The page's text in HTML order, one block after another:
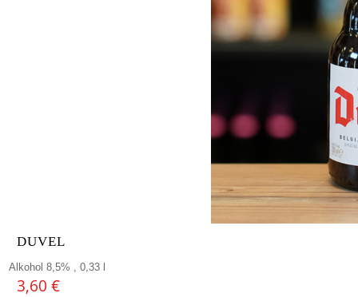
DUVEL
Alkohol 8,5% , 0,33 l
3,60 €